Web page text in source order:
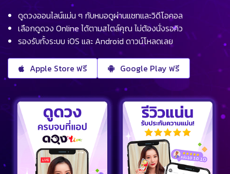
ดูดวงออนไลน์แม่น ๆ กับหมอดูผ่านแชทและวิดีโอคอล
เลือกดูดวง Online ได้ตามสไตล์คุณ ไม่ต้องนั่งรอคิว
รองรับทั้งระบบ iOS และ Android ดาวน์โหลดเลย
Apple Store ฟรี Google Play ฟรี